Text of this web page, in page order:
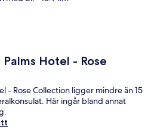
Hotel - Rose
- Rose Collection ligger mindre än 15
Här ingår bland annat